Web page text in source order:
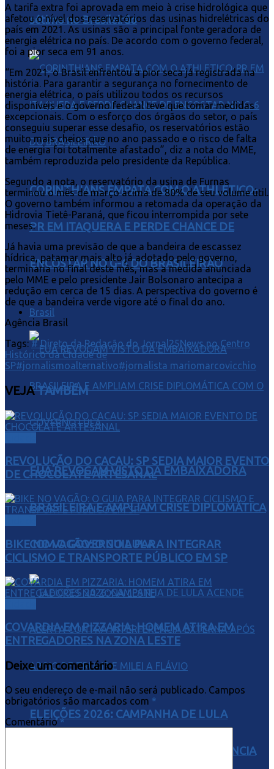
sétimo no Brasileirão
CORINTHIANS EMPATA COM O ATHLETICO-
PR EM ITAQUERA E PERDE CHANCE DE
ENCOSTAR NO G-6 DO BRASILEIRÃO
Brasil
EUA REVOGAM VISTO DA EMBAIXADORA
BRASILEIRA E AMPLIAM CRISE DIPLOMÁTICA
COM O GOVERNO LULA
ELEIÇÕES 2026: CAMPANHA DE LULA
ACENDE ALERTA CONTRA INTERFERÊNCIA
A tarifa extra foi aprovada em meio à crise hidrológica que
afetou o nível dos reservatórios das usinas hidrelétricas do
país em 2021. As usinas são a principal fonte geradora de
energia elétrica no país. De acordo com o governo federal,
foi a pior seca em 91 anos.
“Em 2021, o Brasil enfrentou a pior seca já registrada na
história. Para garantir a segurança no fornecimento de
energia elétrica, o país utilizou todos os recursos
disponíveis e o governo federal teve que tomar medidas
excepcionais. Com o esforço dos órgãos do setor, o país
conseguiu superar esse desafio, os reservatórios estão
muito mais cheios que no ano passado e o risco de falta
de energia foi totalmente afastado”, diz a nota do MME,
também reproduzida pelo presidente da República.
Segundo a nota, o reservatório da usina de Furnas
terminou o mês de março acima de 80% de seu volume útil.
O governo também informou a retomada da operação da
Hidrovia Tietê-Paraná, que ficou interrompida por sete
meses.
Já havia uma previsão de que a bandeira de escassez
hídrica, patamar mais alto já adotado pelo governo,
terminaria no final deste mês, mas a medida anunciada
pelo MME e pelo presidente Jair Bolsonaro antecipa a
redução em cerca de 15 dias. A perspectiva do governo é
de que a bandeira verde vigore até o final do ano.
Agência Brasil
Tags: # Direto da Redação do Jornal25News no Centro
Histórico da Cidade de
SP#jornalismoalternativo#jornalista mariomarcovicchio
VEJATAMBÉM
REVOLUÇÃO DO CACAU: SP SEDIA MAIOR EVENTO
DE CHOCOLATE ARTESANAL
BIKE NO VAGÃO: O GUIA PARA INTEGRAR
CICLISMO E TRANSPORTE PÚBLICO EM SP
COVARDIA EM PIZZARIA: HOMEM ATIRA EM
ENTREGADORES NA ZONA LESTE
Deixe um comentário
O seu endereço de e-mail não será publicado. Campos
obrigatórios são marcados com *
Comentário*